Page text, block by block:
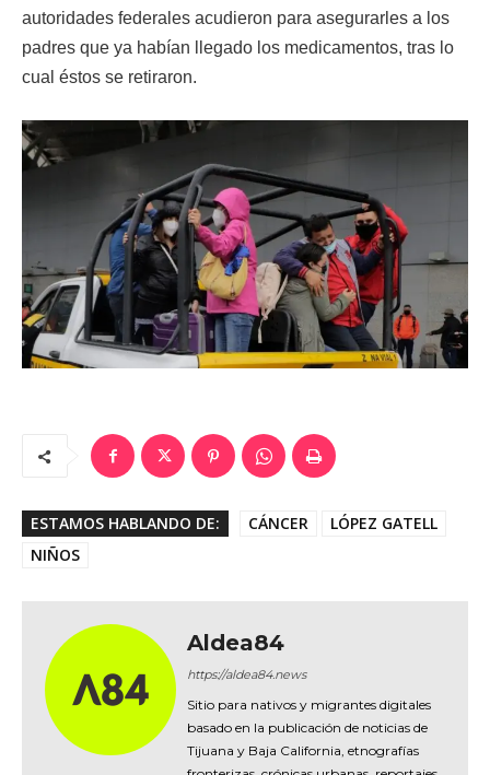
autoridades federales acudieron para asegurarles a los
padres que ya habían llegado los medicamentos, tras lo
cual éstos se retiraron.
ESTAMOS HABLANDO DE: CÁNCER
LÓPEZ GATELL
NIÑOS
Aldea84
https://aldea84.news
Sitio para nativos y migrantes digitales
basado en la publicación de noticias de
Tijuana y Baja California, etnografías